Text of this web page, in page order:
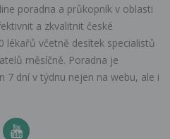
poradna a průkopník v oblasti
a zkvalitnit české
lékařů včetně desítek specialistů
měsíčně. Poradna je
7 dní v týdnu nejen na webu, ale i